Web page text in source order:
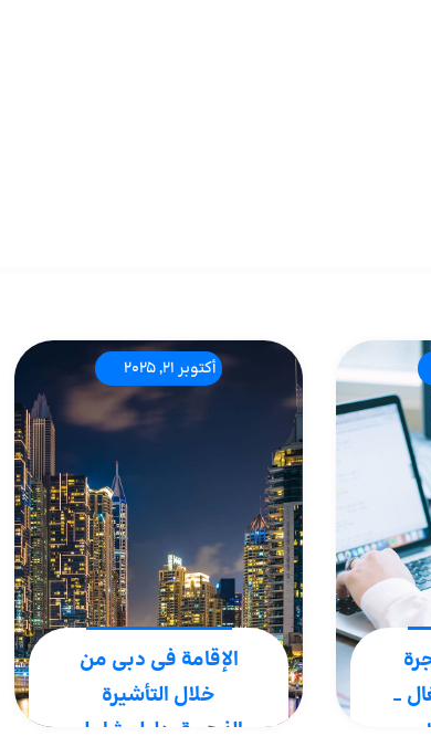
_
أكتوبر 21, 2025
الإقامة في دبي من
خلال التأشيرة
الذهبية: دليل شامل